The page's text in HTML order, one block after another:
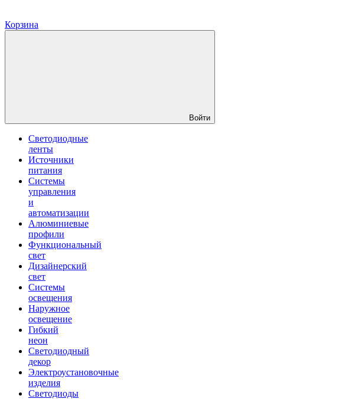
Корзина
Войти
Светодиодные
ленты
Источники
питания
Системы
управления
и
автоматизации
Алюминиевые
профили
Функциональный
свет
Дизайнерский
свет
Системы
освещения
Наружное
освещение
Гибкий
неон
Светодиодный
декор
Электроустановочные
изделия
Светодиоды